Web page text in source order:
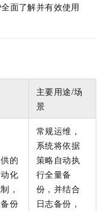
面了解并有效使用
主要用途/场
景
的
化
，
份
常规运维，
系统将依据
策略自动执
行全量备
份，并结合
日志备份，